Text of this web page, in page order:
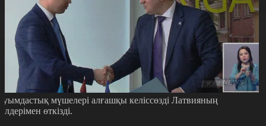
мүшелері алғашқы келіссөзді Латвияның
өткізді.